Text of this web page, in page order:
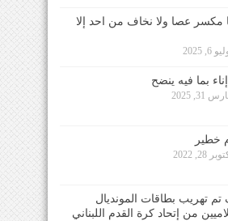
مكسر عصا ولا نخاف من احد إلا
6, 2025
بما فيه ينضح
31, 2025
خطير
28, 2022
تهريب بطاقات المونديال
من إتحاد كرة القدم اللبناني